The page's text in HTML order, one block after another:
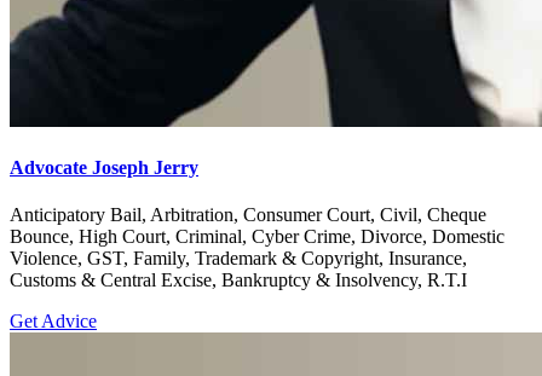
Advocate Joseph Jerry
Anticipatory Bail, Arbitration, Consumer Court, Civil, Cheque
Bounce, High Court, Criminal, Cyber Crime, Divorce, Domestic
Violence, GST, Family, Trademark & Copyright, Insurance,
Customs & Central Excise, Bankruptcy & Insolvency, R.T.I
Get Advice